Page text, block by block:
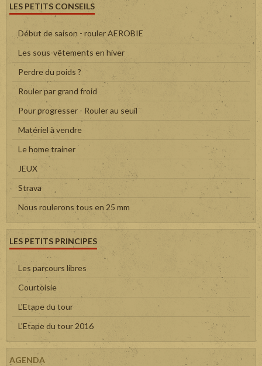
LES PETITS CONSEILS
Début de saison - rouler AEROBIE
Les sous-vêtements en hiver
Perdre du poids ?
Rouler par grand froid
Pour progresser - Rouler au seuil
Matériel à vendre
Le home trainer
JEUX
Strava
Nous roulerons tous en 25 mm
LES PETITS PRINCIPES
Les parcours libres
Courtoisie
L'Etape du tour
L'Etape du tour 2016
AGENDA